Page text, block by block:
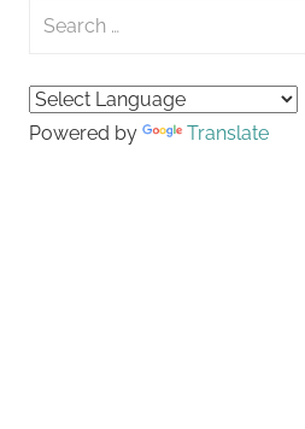
Search
Powered by Translate